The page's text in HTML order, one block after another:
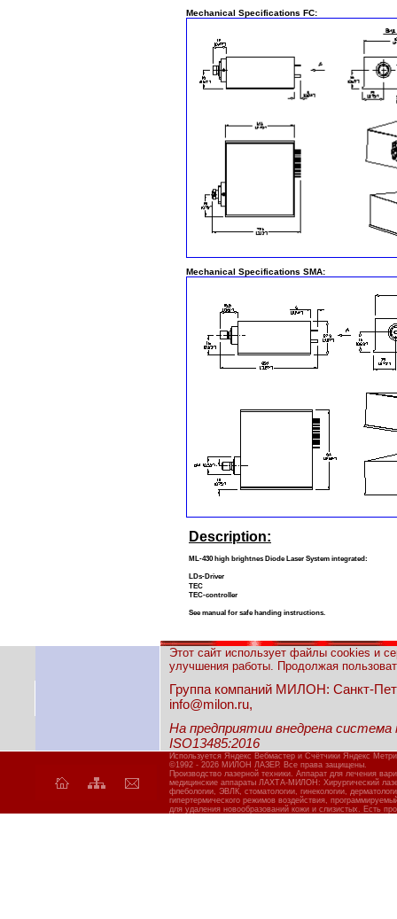
Mechanical Specifications FC:
Mechanical Specifications SMA:
Description:
ML-430 high brightnes Diode Laser System integrated:
LDs-Driver
TEC
TEC-controller
See manual for safe handing instructions.
Этот сайт использует файлы cookies и
улучшения работы. Продолжая
Группа компаний МИЛОН: Санкт-
info@milon.ru,
На предприятии внедрена
ISO13485:2016
Используется Яндекс Вебмастер и Счётчики Яндекс
©1992 - 2026 МИЛОН ЛАЗЕР. Все права защищены.
Производство лазерной техники. Аппарат для лечения
медицинские аппараты ЛАХТА-МИЛОН: Хирургический
флебологии, ЭВЛК, стоматологии, гинекологии,
гипертермического режимов воздействия,
для удаления новообразований кожи и слизистых. Есть